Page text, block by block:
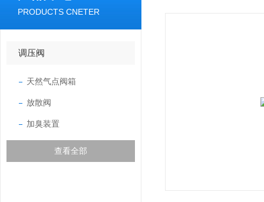
PRODUCTS CNETER
调压阀
天然气点阀箱
放散阀
加臭装置
查看全部